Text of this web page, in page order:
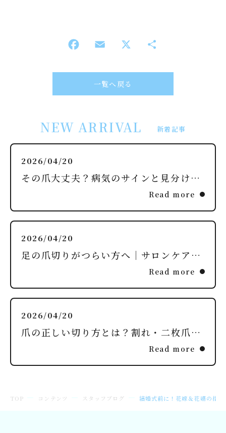
一覧へ戻る
NEW ARRIVAL 新着記事
2026/04/20
その爪大丈夫？病気のサインと見分け方を解説
Read more
2026/04/20
足の爪切りがつらい方へ｜サロンケアという選択肢
Read more
2026/04/20
爪の正しい切り方とは？割れ・二枚爪を防ぐ方法
Read more
TOP コンテンツ スタッフブログ 結婚式前に！花嫁＆花婿の指